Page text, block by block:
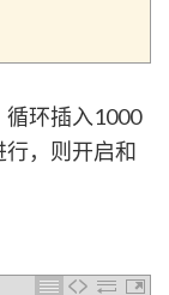
循环插入1000
，则开启和